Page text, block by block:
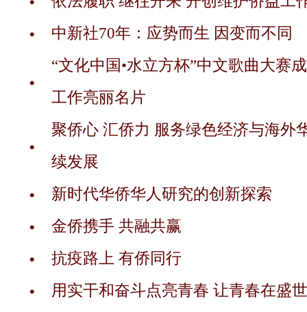
中新社70年：应势而生 因变而不同
“文化中国•水立方杯”中文歌曲大赛
工作亮丽名片
聚侨心 汇侨力 服务绿色经济与海外
续发展
新时代华侨华人研究的创新探索
金侨携手 共融共赢
抗疫路上 有侨同行
用实干和奋斗点亮青春 让青春在盛